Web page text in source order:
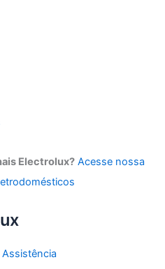
Electrolux? Acesse nossa